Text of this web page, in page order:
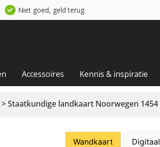
Niet goed, geld terug
Accessoires Kennis & inspiratie
> Staatkundige landkaart Noorwegen 1454
Wandkaart Digitaal